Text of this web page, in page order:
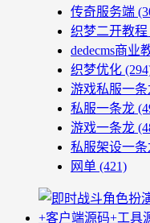
传奇服务端
织梦二开教程
dedecms商业
织梦优化
游戏私服一条
私服一条龙
游戏一条龙
私服架设一条
网单 (421)